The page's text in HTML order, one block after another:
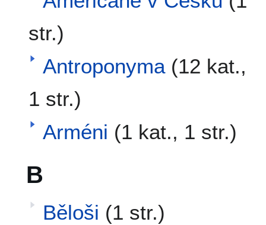
str.)
Antroponyma (12 kat.,
1 str.)
Arméni (1 kat., 1 str.)
B
Běloši (1 str.)